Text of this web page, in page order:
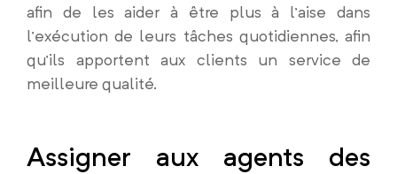
afin de les aider à être plus à l’aise dans
l’exécution de leurs tâches quotidiennes, afin
qu’ils apportent aux clients un service de
meilleure qualité.
Assigner aux agents des